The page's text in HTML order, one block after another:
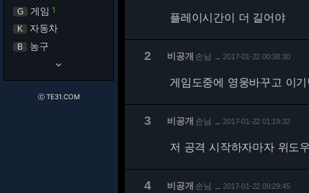
G 게임 1
K 자동차
B 농구
keyboard_arrow_down
ⓒ TE31.COM
플레이시간이 더 길어야
2 비공개 손님 2017-01-22 00:38:30
게임도중에 영웅바꾸고 이
3 비공개 손님 2017-01-22 01:19:32
저 공격 시작하자마자 위도
4 비공개 손님 2017-01-22 09:29:45